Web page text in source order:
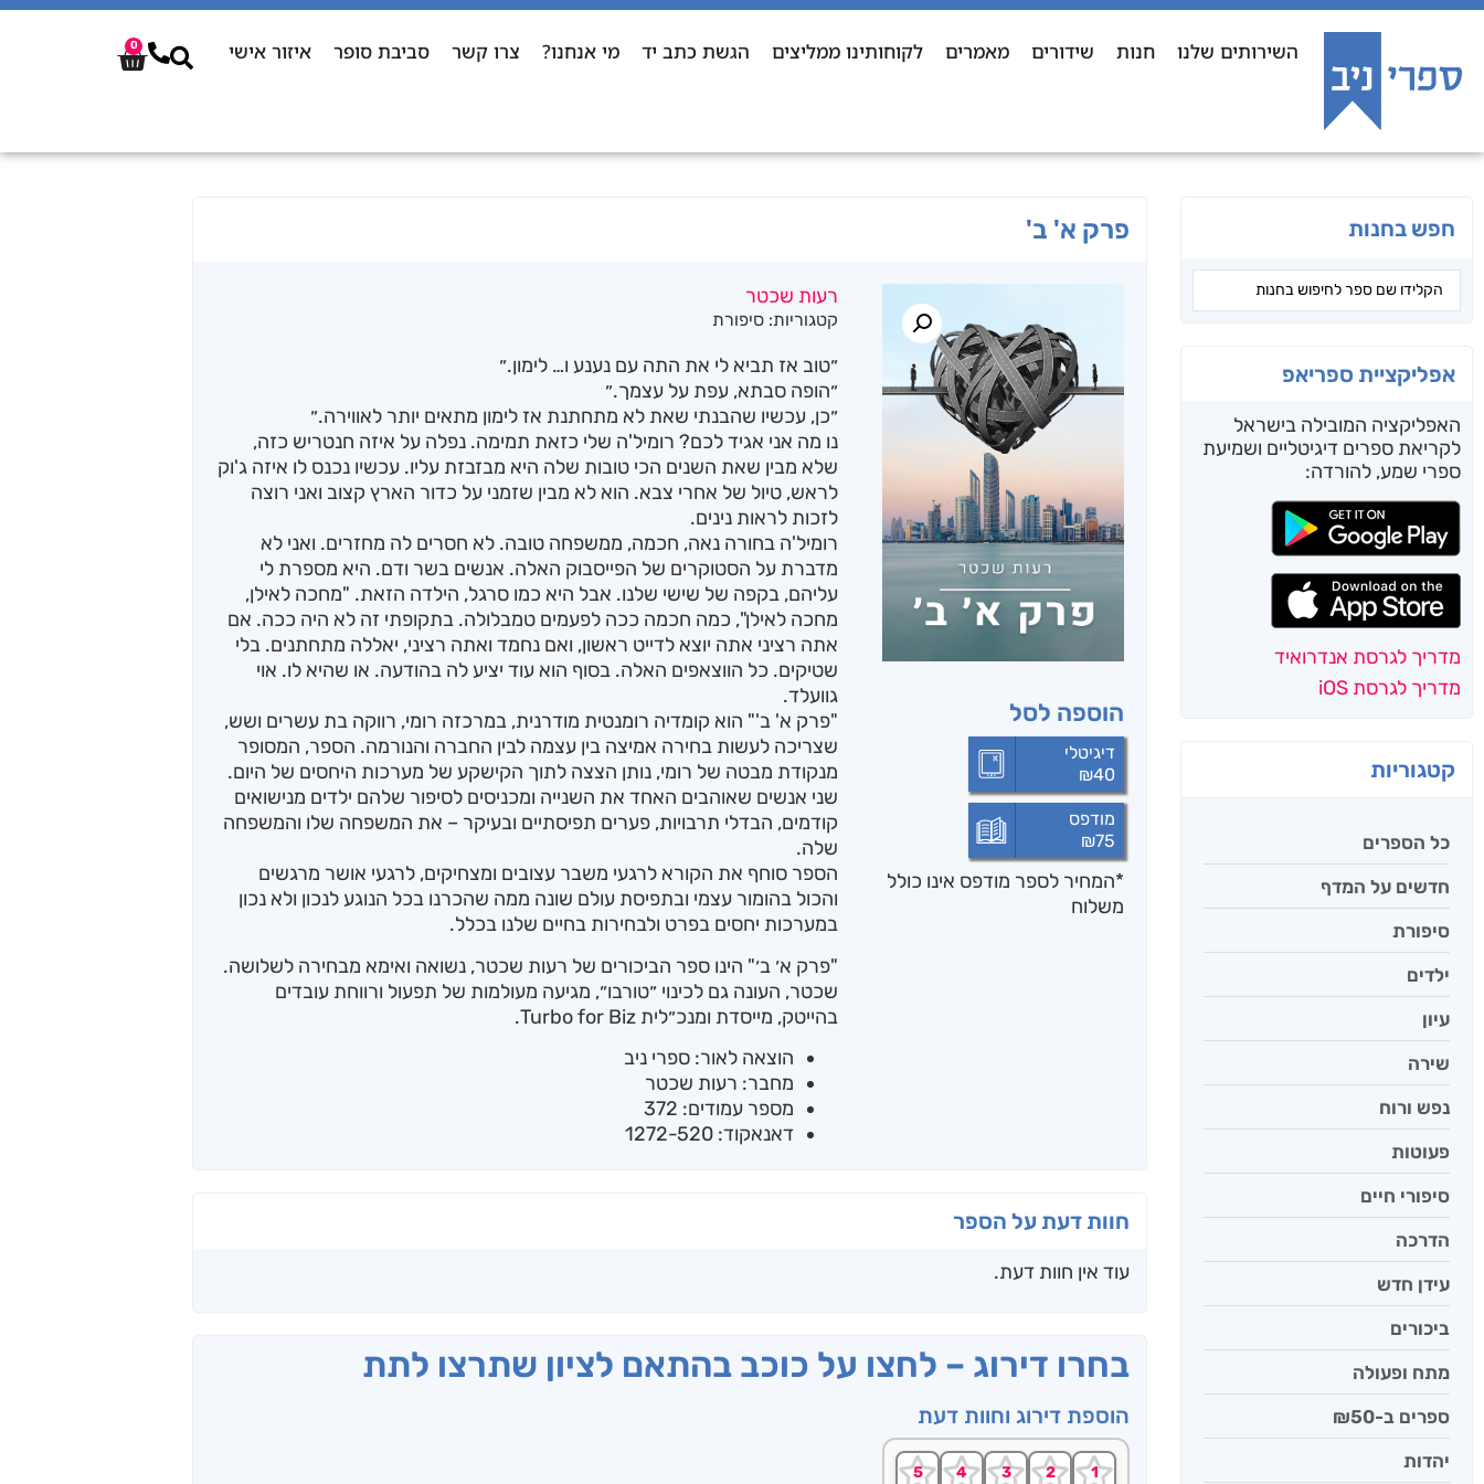
השירותים שלנו חנות שידורים מאמרים לקוחותינו ממליצים הגשת כתב יד מי אנחנו? צרו קשר סביבת סופר איזור אישי 0
חפש בחנות
אפליקציית ספריאפ
האפליקציה המובילה בישראל
לקריאת ספרים דיגיטליים ושמיעת
ספרי שמע, להורדה:
מדריך לגרסת אנדרואיד
מדריך לגרסת iOS
קטגוריות
כל הספרים
חדשים על המדף
סיפורת
ילדים
עיון
שירה
נפש ורוח
פעוטות
סיפורי חיים
הדרכה
עידן חדש
ביכורים
מתח ופעולה
ספרים ב-₪50
יהדות
פרק א' ב'
הוספה לסל
דיגיטלי
₪40
מודפס
₪75
*המחיר לספר מודפס אינו כולל
משלוח
רעות שכטר
קטגוריות: סיפורת
״טוב אז תביא לי את התה עם נענע ו… לימון.״
״הופה סבתא, עפת על עצמך.״
״כן, עכשיו שהבנתי שאת לא מתחתנת אז לימון מתאים יותר לאווירה.״
נו מה אני אגיד לכם? רומיל'ה שלי כזאת תמימה. נפלה על איזה חנטריש כזה,
שלא מבין שאת השנים הכי טובות שלה היא מבזבזת עליו. עכשיו נכנס לו איזה ג'וק
לראש, טיול של אחרי צבא. הוא לא מבין שזמני על כדור הארץ קצוב ואני רוצה
לזכות לראות נינים.
רומיל'ה בחורה נאה, חכמה, ממשפחה טובה. לא חסרים לה מחזרים. ואני לא
מדברת על הסטוקרים של הפייסבוק האלה. אנשים בשר ודם. היא מספרת לי
עליהם, בקפה של שישי שלנו. אבל היא כמו סרגל, הילדה הזאת. "מחכה לאילן,
מחכה לאילן", כמה חכמה ככה לפעמים טמבלולה. בתקופתי זה לא היה ככה. אם
אתה רציני אתה יוצא לדייט ראשון, ואם נחמד ואתה רציני, יאללה מתחתנים. בלי
שטיקים. כל הווצאפים האלה. בסוף הוא עוד יציע לה בהודעה. או שהיא לו. אוי
גוועלד.
"פרק א' ב'" הוא קומדיה רומנטית מודרנית, במרכזה רומי, רווקה בת עשרים ושש,
שצריכה לעשות בחירה אמיצה בין עצמה לבין החברה והנורמה. הספר, המסופר
מנקודת מבטה של רומי, נותן הצצה לתוך הקישקע של מערכות היחסים של היום.
שני אנשים שאוהבים האחד את השנייה ומכניסים לסיפור שלהם ילדים מנישואים
קודמים, הבדלי תרבויות, פערים תפיסתיים ובעיקר – את המשפחה שלו והמשפחה
שלה.
הספר סוחף את הקורא לרגעי משבר עצובים ומצחיקים, לרגעי אושר מרגשים
והכול בהומור עצמי ובתפיסת עולם שונה ממה שהכרנו בכל הנוגע לנכון ולא נכון
במערכות יחסים בפרט ולבחירות בחיים שלנו בכלל.
"פרק א׳ ב׳" הינו ספר הביכורים של רעות שכטר, נשואה ואימא מבחירה לשלושה.
שכטר, העונה גם לכינוי ״טורבו״, מגיעה מעולמות של תפעול ורווחת עובדים
בהייטק, מייסדת ומנכ״לית Turbo for Biz.
הוצאה לאור: ספרי ניב
מחבר: רעות שכטר
מספר עמודים: 372
דאנאקוד: 1272-520
חוות דעת על הספר
עוד אין חוות דעת.
בחרו דירוג – לחצו על כוכב בהתאם לציון שתרצו לתת
הוספת דירוג וחוות דעת